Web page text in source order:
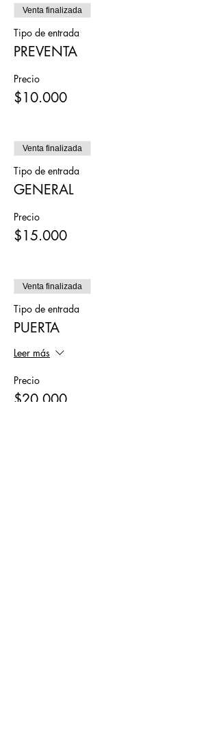
Venta finalizada
Tipo de entrada
PREVENTA
Precio
$10.000
Venta finalizada
Tipo de entrada
GENERAL
Precio
$15.000
Venta finalizada
Tipo de entrada
PUERTA
Leer más
Precio
$20.000